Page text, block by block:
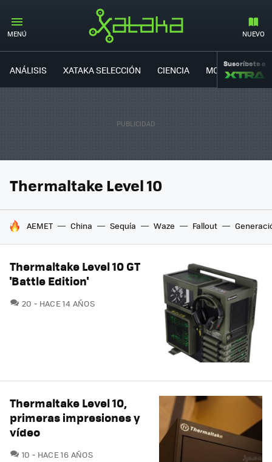
MENÚ NUEVO
ANÁLISIS XATAKA SELECCIÓN CIENCIA MOVILIDAD
Suscríbete a
Thermaltake Level 10
HOY SE HABLA DE
AEMET China Sequía Waze Fallout
Thermaltake Level 10 GT
'Battle Edition'
20 COMENTARIOS
HACE 14 AÑOS
Thermaltake Level 10,
primeras impresiones y
vídeo
10 COMENTARIOS
HACE 16 AÑOS